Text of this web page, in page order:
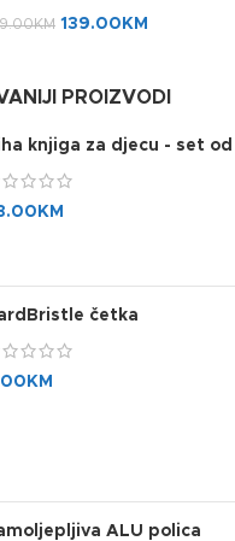
KM 139.00 KM
PROIZVODI
knjiga za djecu - set
KM
četka
KM
ALU polica